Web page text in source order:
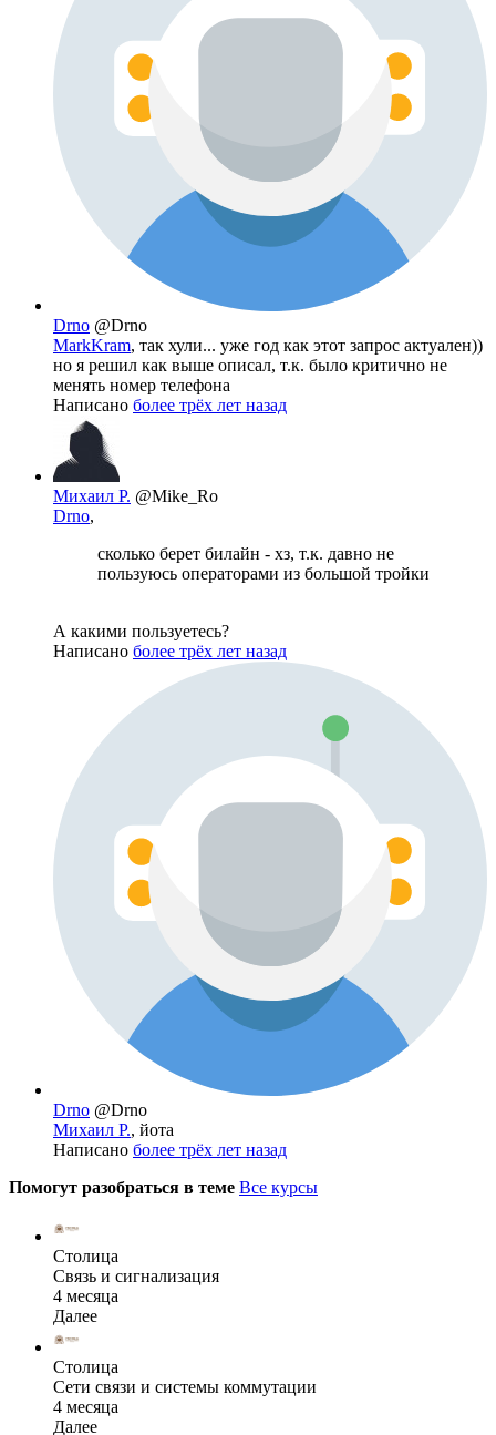
Drno @Drno
MarkKram, так хули... уже год как этот запрос актуален))
но я решил как выше описал, т.к. было критично не
менять номер телефона
Написано более трёх лет назад
Михаил Р. @Mike_Ro
Drno,
сколько берет билайн - хз, т.к. давно не
пользуюсь операторами из большой тройки
А какими пользуетесь?
Написано более трёх лет назад
Drno @Drno
Михаил Р., йота
Написано более трёх лет назад
Помогут разобраться в теме Все курсы
Столица
Связь и сигнализация
4 месяца
Далее
Столица
Сети связи и системы коммутации
4 месяца
Далее